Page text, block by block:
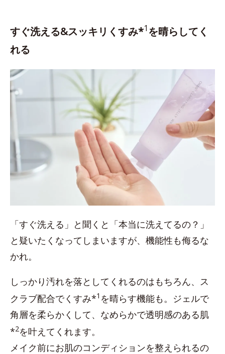
すぐ洗える&スッキリくすみ*1 を晴らしてく
れる
「すぐ洗える」と聞くと「本当に洗えてるの？」
と疑いたくなってしまいますが、機能性も侮るな
かれ。
しっかり汚れを落としてくれるのはもちろん、ス
クラブ配合でくすみ*1 を晴らす機能も。ジェルで
角層を柔らかくして、なめらかで透明感のある肌
*2を叶えてくれます。
メイク前にお肌のコンディションを整えられるの